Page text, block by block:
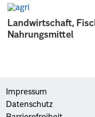
Landwirtschaft,
Nahrungsmittel
Impressum
Datenschutz